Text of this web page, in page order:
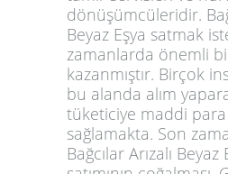
dönüşümcüleridir.
Beyaz Eşya satmak
zamanlarda önemli
kazanmıştır. Birçok
bu alanda alım
tüketiciye maddi
sağlamakta. Son
Bağcılar Arızalı Beyaz